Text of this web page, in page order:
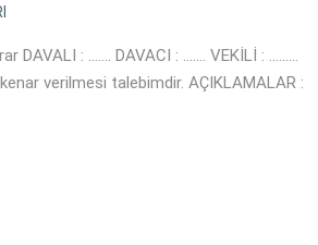
DAVALI : ……. DAVACI : ……. VEKİLİ : ………
verilmesi talebimdir. AÇIKLAMALAR :